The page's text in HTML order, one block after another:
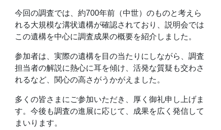
今回の調査では、約700年前（中世）のものと考えら
れる大規模な溝状遺構が確認されており、説明会では
この遺構を中心に調査成果の概要を紹介しました。
参加者は、実際の遺構を目の当たりにしながら、調査
担当者の解説に熱心に耳を傾け、活発な質疑も交わさ
れるなど、関心の高さがうかがえました。
多くの皆さまにご参加いただき、厚く御礼申し上げま
す。今後も調査の進展に応じて、成果を広く発信して
まいります。